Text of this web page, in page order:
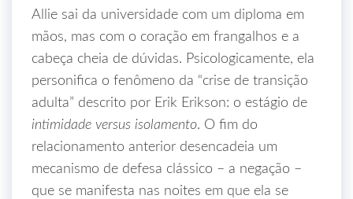
Allie sai da universidade com um diploma em
mãos, mas com o coração em frangalhos e a
cabeça cheia de dúvidas. Psicologicamente, ela
personifica o fenômeno da “crise de transição
adulta” descrito por Erik Erikson: o estágio de
intimidade versus isolamento. O fim do
relacionamento anterior desencadeia um
mecanismo de defesa clássico – a negação –
que se manifesta nas noites em que ela se